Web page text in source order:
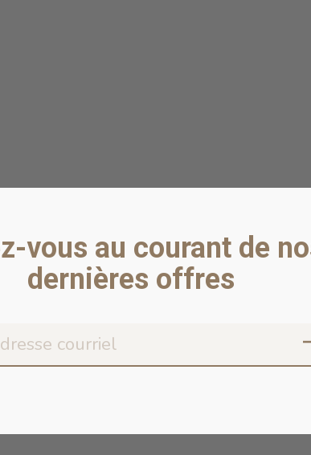
Don’t
vous au courant de
dernières offres